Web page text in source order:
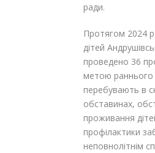
ради.
Протягом 2024
дітей
проведено 36
метою раннього
перебувають в
обставинах,
проживання
профілактики
неповнолітнім